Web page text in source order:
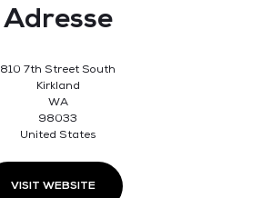
Adresse
810 7th Street South
Kirkland
WA
98033
United States
VISIT WEBSITE